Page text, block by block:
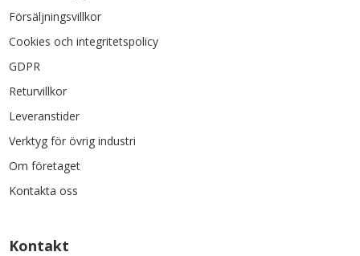
Försäljningsvillkor
Cookies och integritetspolicy
GDPR
Returvillkor
Leveranstider
Verktyg för övrig industri
Om företaget
Kontakta oss
Kontakt